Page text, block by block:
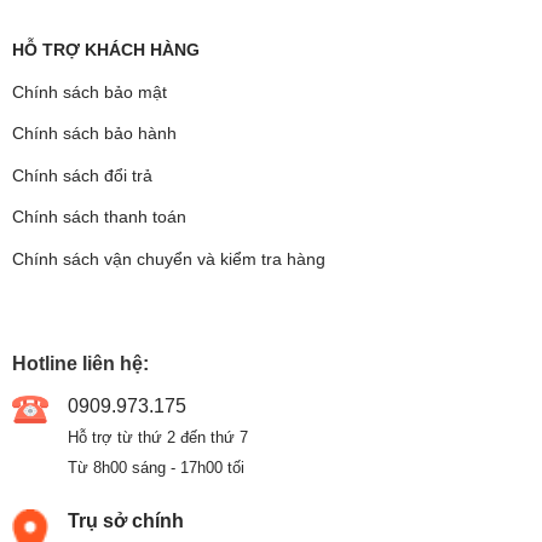
HỖ TRỢ KHÁCH HÀNG
Chính sách bảo mật
Chính sách bảo hành
Chính sách đổi trả
Chính sách thanh toán
Chính sách vận chuyển và kiểm tra hàng
Hotline liên hệ:
0909.973.175
Hỗ trợ từ thứ 2 đến thứ 7
Từ 8h00 sáng - 17h00 tối
Trụ sở chính